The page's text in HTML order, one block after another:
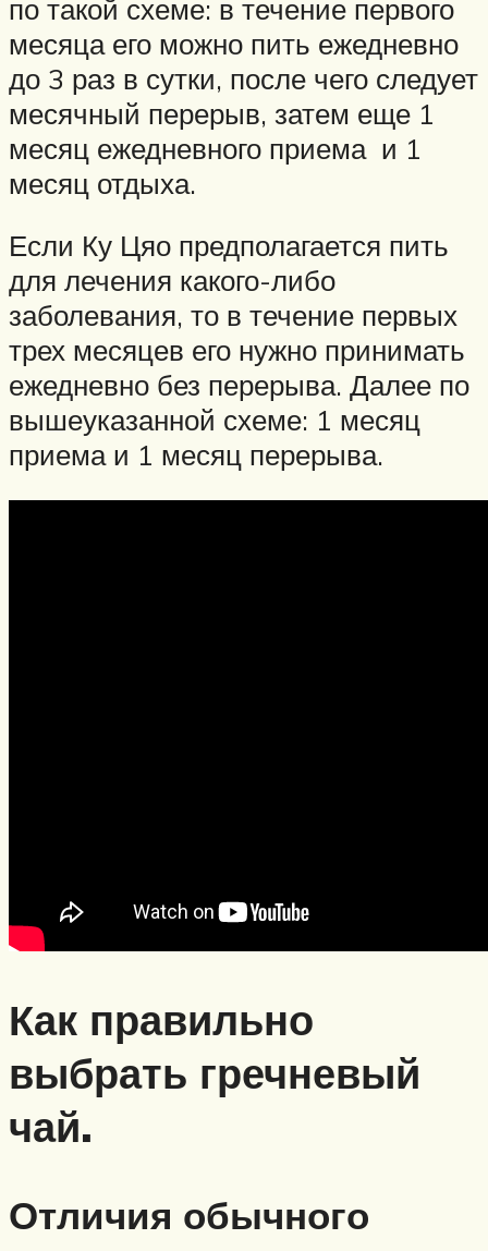
по такой схеме: в течение первого
месяца его можно пить ежедневно
до 3 раз в сутки, после чего следует
месячный перерыв, затем еще 1
месяц ежедневного приема и 1
месяц отдыха.
Если Ку Цяо предполагается пить
для лечения какого-либо
заболевания, то в течение первых
трех месяцев его нужно принимать
ежедневно без перерыва. Далее по
вышеуказанной схеме: 1 месяц
приема и 1 месяц перерыва.
Как правильно
выбрать гречневый
чай.
Отличия обычного